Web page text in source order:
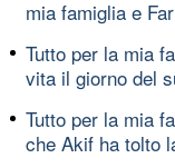
mia famiglia e
Tutto per la mia
vita il giorno del
Tutto per la mia
che Akif ha tolto